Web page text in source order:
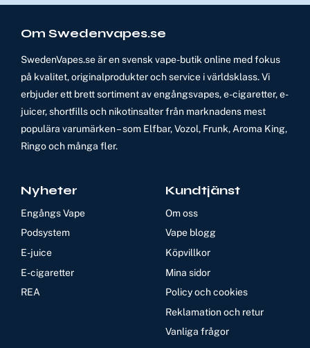
Om Swedenvapes.se
SwedenVapes.se är en svensk vape-butik online med fokus
på kvalitet, originalprodukter och service i världsklass. Vi
erbjuder ett brett sortiment av engångsvapes, e-cigaretter, e-
juicer, shortfills och nikotinsalter från marknadens mest
populära varumärken – som Elfbar, Vozol, Frunk, Aroma King,
Ringo och många fler.
Nyheter
Engångs Vape
Podsystem
E-juice
E-cigaretter
REA
Kundtjänst
Om oss
Vape blogg
Köpvillkor
Mina sidor
Policy och cookies
Reklamation och retur
Vanliga frågor